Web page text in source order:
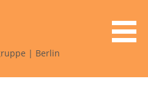
| Berlin